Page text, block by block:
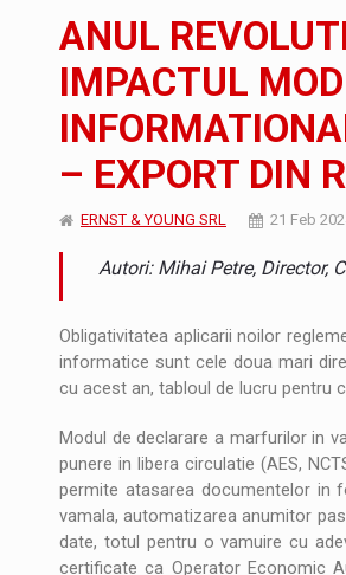
STIRI Orange
ARTICOLE Cum invatam sa
ANUL
IMPACTUL
– EXPORT DIN
ERNST & YOUNG SRL 21 Feb
Autori: Mihai Petre, Director,
Obligativitatea aplicarii noilor
informatice sunt cele doua mari
cu acest an, tabloul de lucru pentru
Modul de declarare a marfurilor in
punere in libera circulatie (AES,
permite atasarea documentelor in
vamala, automatizarea anumitor
date, totul pentru o vamuire cu
certificate ca Operator Economic